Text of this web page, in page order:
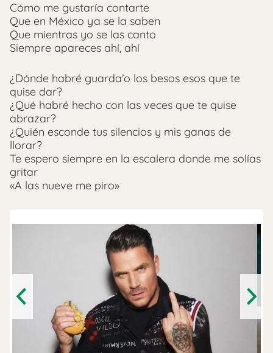
Cómo me gustaría contarte
Que en México ya se la saben
Que mientras yo se las canto
Siempre apareces ahí, ahí
¿Dónde habré guarda’o los besos esos que te
quise dar?
¿Qué habré hecho con las veces que te quise
abrazar?
¿Quién esconde tus silencios y mis ganas de
llorar?
Te espero siempre en la escalera donde me solías
gritar
«A las nueve me piro»